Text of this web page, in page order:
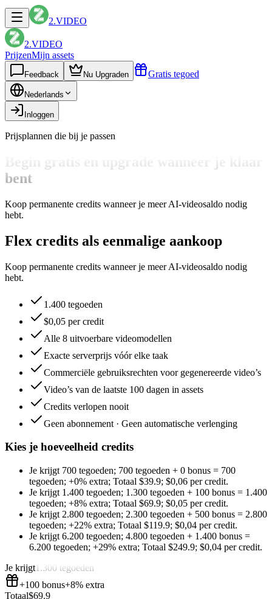
2.VIDEO
2.VIDEO
PrijzenMijn assets
Feedback Nu Upgraden Gratis tegoed
Nederlands
Inloggen
Prijsplannen die bij je passen
bent
Koop permanente credits wanneer je meer AI-videosaldo nodig
hebt.
Flex credits als eenmalige aankoop
Koop permanente credits wanneer je meer AI-videosaldo nodig
hebt.
1.400 tegoeden
$0,05 per credit
Alle 8 uitvoerbare videomodellen
Exacte serverprijs vóór elke taak
Commerciële gebruiksrechten voor gegenereerde video’s
Video’s van de laatste 100 dagen in assets
Credits verlopen nooit
Geen abonnement · Geen automatische verlenging
Kies je hoeveelheid credits
Je krijgt 700 tegoeden; 700 tegoeden + 0 bonus = 700
tegoeden; +0% extra; Totaal $39.9; $0,06 per credit.
Je krijgt 1.400 tegoeden; 1.300 tegoeden + 100 bonus = 1.400
tegoeden; +8% extra; Totaal $69.9; $0,05 per credit.
Je krijgt 2.800 tegoeden; 2.300 tegoeden + 500 bonus = 2.800
tegoeden; +22% extra; Totaal $119.9; $0,04 per credit.
Je krijgt 6.200 tegoeden; 4.800 tegoeden + 1.400 bonus =
6.200 tegoeden; +29% extra; Totaal $249.9; $0,04 per credit.
Je krijgt1.300 tegoeden
+100 bonus+8% extra
Totaal$69.9